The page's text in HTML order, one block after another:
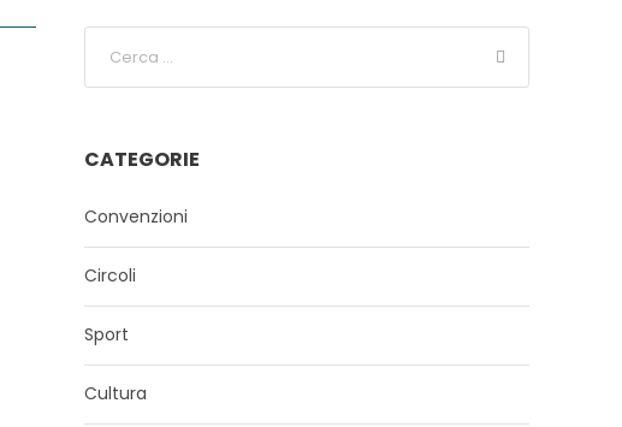
CATEGORIE
Convenzioni
Circoli
Sport
Cultura